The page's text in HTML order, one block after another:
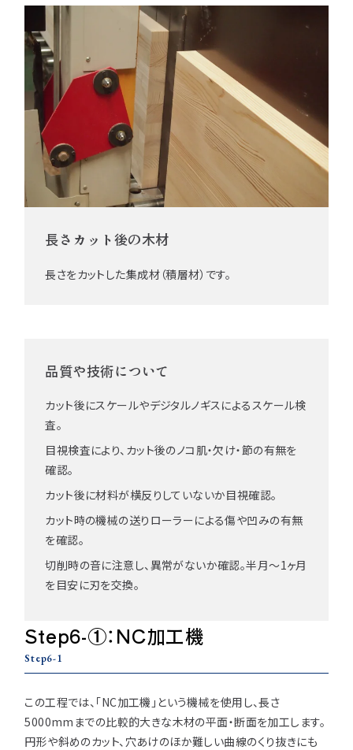
長さカット後の木材
長さをカットした集成材（積層材）です。
品質や技術について
カット後にスケールやデジタルノギスによるスケール検
査。
目視検査により、カット後のノコ肌・欠け・節の有無を
確認。
カット後に材料が横反りしていないか目視確認。
カット時の機械の送りローラーによる傷や凹みの有無
を確認。
切削時の音に注意し、異常がないか確認。半月～1ヶ月
を目安に刃を交換。
Step6-①：NC加工機
Step6-1
この工程では、「NC加工機」という機械を使用し、長さ
5000mmまでの比較的大きな木材の平面・断面を加工します。
円形や斜めのカット、穴あけのほか難しい曲線のくり抜きにも